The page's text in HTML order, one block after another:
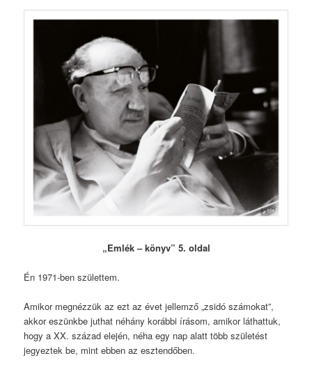
„Emlék – könyv” 5. oldal
Én 1971-ben születtem.
Amikor megnézzük az ezt az évet jellemző „zsidó számokat”,
akkor eszünkbe juthat néhány korábbi írásom, amikor láthattuk,
hogy a XX. század elején, néha egy nap alatt több születést
jegyeztek be, mint ebben az esztendőben.